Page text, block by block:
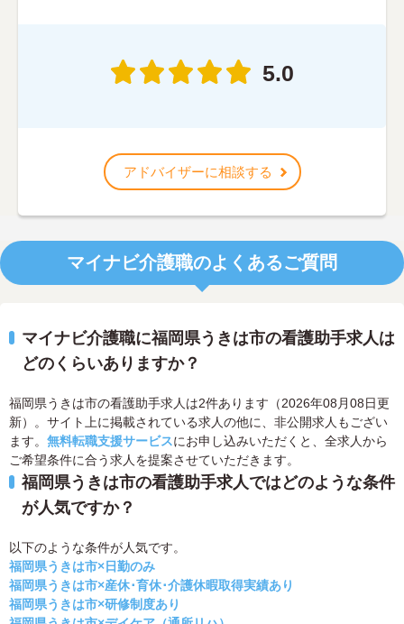
5.0
アドバイザーに相談する
マイナビ介護職のよくあるご質問
マイナビ介護職に福岡県うきは市の看護助手求人は
どのくらいありますか？
福岡県うきは市の看護助手求人は2件あります（2026年08月08日更
新）。サイト上に掲載されている求人の他に、非公開求人もござい
ます。 無料転職支援サービスにお申し込みいただくと、全求人から
ご希望条件に合う求人を提案させていただきます。
福岡県うきは市の看護助手求人ではどのような条件
が人気ですか？
以下のような条件が人気です。
福岡県うきは市×日勤のみ
福岡県うきは市×産休･育休･介護休暇取得実績あり
福岡県うきは市×研修制度あり